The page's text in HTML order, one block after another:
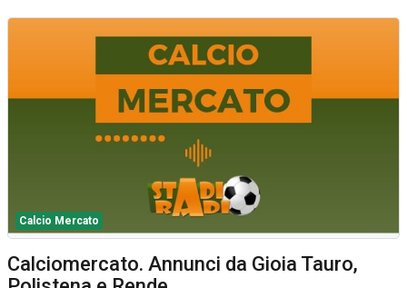
Calcio Mercato
Calciomercato. Annunci da Gioia Tauro,